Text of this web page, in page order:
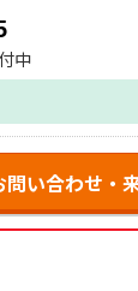
中
問い合わせ・